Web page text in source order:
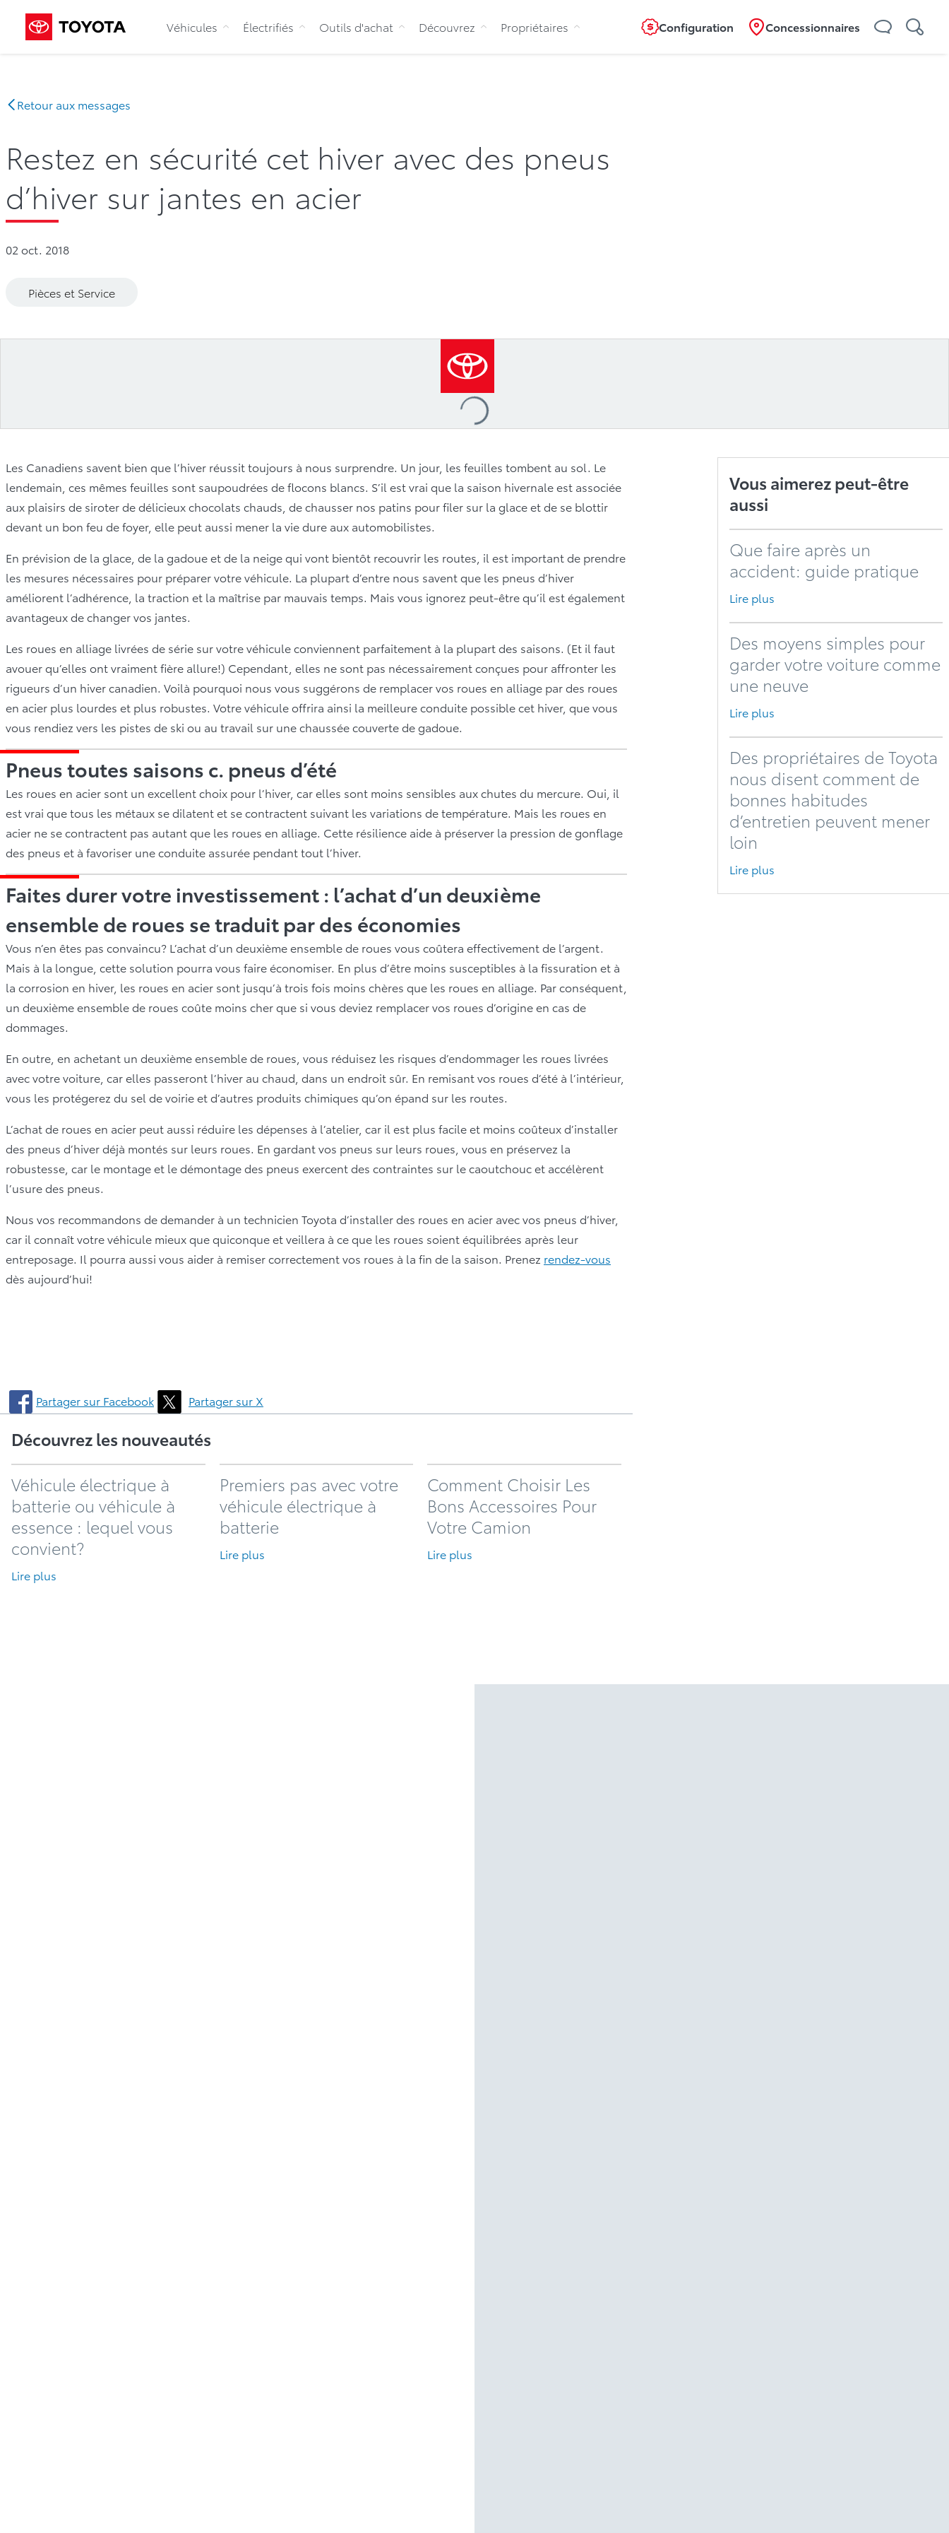
Véhicules Électrifiés Outils d'achat Découvrez Propriétaires Configuration Concessionnaires
Retour aux messages
Restez en sécurité cet hiver avec des pneus
d’hiver sur jantes en acier
02 oct. 2018
Pièces et Service
Loading
Les Canadiens savent bien que l’hiver réussit toujours à nous surprendre. Un jour, les feuilles tombent au sol. Le
lendemain, ces mêmes feuilles sont saupoudrées de flocons blancs. S’il est vrai que la saison hivernale est associée
aux plaisirs de siroter de délicieux chocolats chauds, de chausser nos patins pour filer sur la glace et de se blottir
devant un bon feu de foyer, elle peut aussi mener la vie dure aux automobilistes.
En prévision de la glace, de la gadoue et de la neige qui vont bientôt recouvrir les routes, il est important de prendre
les mesures nécessaires pour préparer votre véhicule. La plupart d’entre nous savent que les pneus d’hiver
améliorent l’adhérence, la traction et la maîtrise par mauvais temps. Mais vous ignorez peut-être qu’il est également
avantageux de changer vos jantes.
Les roues en alliage livrées de série sur votre véhicule conviennent parfaitement à la plupart des saisons. (Et il faut
avouer qu’elles ont vraiment fière allure!) Cependant, elles ne sont pas nécessairement conçues pour affronter les
rigueurs d’un hiver canadien. Voilà pourquoi nous vous suggérons de remplacer vos roues en alliage par des roues
en acier plus lourdes et plus robustes. Votre véhicule offrira ainsi la meilleure conduite possible cet hiver, que vous
vous rendiez vers les pistes de ski ou au travail sur une chaussée couverte de gadoue.
Pneus toutes saisons c. pneus d’été
Les roues en acier sont un excellent choix pour l’hiver, car elles sont moins sensibles aux chutes du mercure. Oui, il
est vrai que tous les métaux se dilatent et se contractent suivant les variations de température. Mais les roues en
acier ne se contractent pas autant que les roues en alliage. Cette résilience aide à préserver la pression de gonflage
des pneus et à favoriser une conduite assurée pendant tout l’hiver.
Faites durer votre investissement : l’achat d’un deuxième
ensemble de roues se traduit par des économies
Vous n’en êtes pas convaincu? L’achat d’un deuxième ensemble de roues vous coûtera effectivement de l’argent.
Mais à la longue, cette solution pourra vous faire économiser. En plus d’être moins susceptibles à la fissuration et à
la corrosion en hiver, les roues en acier sont jusqu’à trois fois moins chères que les roues en alliage. Par conséquent,
un deuxième ensemble de roues coûte moins cher que si vous deviez remplacer vos roues d’origine en cas de
dommages.
En outre, en achetant un deuxième ensemble de roues, vous réduisez les risques d’endommager les roues livrées
avec votre voiture, car elles passeront l’hiver au chaud, dans un endroit sûr. En remisant vos roues d’été à l’intérieur,
vous les protégerez du sel de voirie et d’autres produits chimiques qu’on épand sur les routes.
L’achat de roues en acier peut aussi réduire les dépenses à l’atelier, car il est plus facile et moins coûteux d’installer
des pneus d’hiver déjà montés sur leurs roues. En gardant vos pneus sur leurs roues, vous en préservez la
robustesse, car le montage et le démontage des pneus exercent des contraintes sur le caoutchouc et accélèrent
l’usure des pneus.
Nous vos recommandons de demander à un technicien Toyota d’installer des roues en acier avec vos pneus d’hiver,
car il connaît votre véhicule mieux que quiconque et veillera à ce que les roues soient équilibrées après leur
entreposage. Il pourra aussi vous aider à remiser correctement vos roues à la fin de la saison. Prenez rendez-vous
dès aujourd’hui!
Partager sur Facebook Partager sur X
Découvrez les nouveautés
Véhicule électrique à
batterie ou véhicule à
essence : lequel vous
convient?
Lire plus
Premiers pas avec votre
véhicule électrique à
batterie
Lire plus
Comment Choisir Les
Bons Accessoires Pour
Votre Camion
Lire plus
Vous aimerez peut-être
aussi
Que faire après un
accident: guide pratique
Lire plus
Des moyens simples pour
garder votre voiture comme
une neuve
Lire plus
Des propriétaires de Toyota
nous disent comment de
bonnes habitudes
d’entretien peuvent mener
loin
Lire plus